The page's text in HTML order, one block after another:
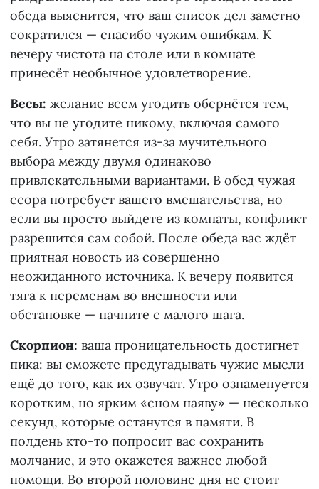
обеда выяснится, что ваш список дел заметно
сократился — спасибо чужим ошибкам. К
вечеру чистота на столе или в комнате
принесёт необычное удовлетворение.
Весы: желание всем угодить обернётся тем,
что вы не угодите никому, включая самого
себя. Утро затянется из-за мучительного
выбора между двумя одинаково
привлекательными вариантами. В обед чужая
ссора потребует вашего вмешательства, но
если вы просто выйдете из комнаты, конфликт
разрешится сам собой. После обеда вас ждёт
приятная новость из совершенно
неожиданного источника. К вечеру появится
тяга к переменам во внешности или
обстановке — начните с малого шага.
Скорпион: ваша проницательность достигнет
пика: вы сможете предугадывать чужие мысли
ещё до того, как их озвучат. Утро ознаменуется
коротким, но ярким «сном наяву» — несколько
секунд, которые останутся в памяти. В
полдень кто-то попросит вас сохранить
молчание, и это окажется важнее любой
помощи. Во второй половине дня не стоит